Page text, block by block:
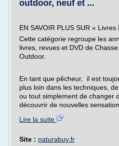
outdoor, neuf et ...
EN SAVOIR PLUS SUR « Livres
Cette catégorie regroupe les
livres, revues et DVD de
Outdoor.
En tant que pêcheur, il est
plus loin dans les techniques,
ou tout simplement de changer
découvrir de nouvelles
Lire la suite
Site : naturabuy.fr